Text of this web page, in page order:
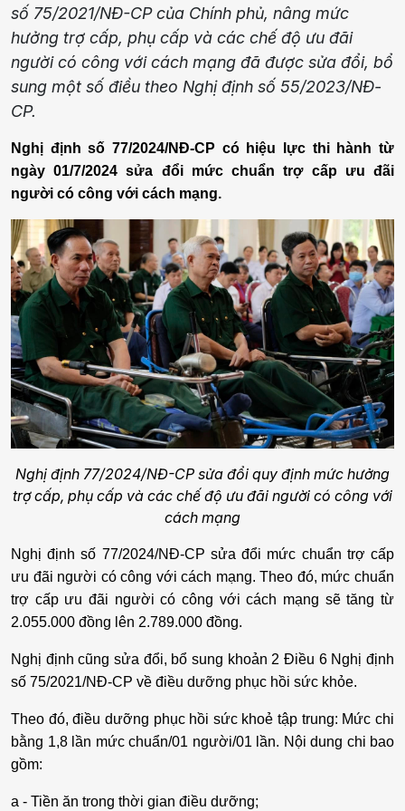
số 75/2021/NĐ-CP của Chính phủ, nâng mức
hưởng trợ cấp, phụ cấp và các chế độ ưu đãi
người có công với cách mạng đã được sửa đổi, bổ
sung một số điều theo Nghị định số 55/2023/NĐ-
CP.
Nghị định số 77/2024/NĐ-CP có hiệu lực thi hành từ
ngày 01/7/2024 sửa đổi mức chuẩn trợ cấp ưu đãi
người có công với cách mạng.
Nghị định 77/2024/NĐ-CP sửa đổi quy định mức hưởng
trợ cấp, phụ cấp và các chế độ ưu đãi người có công với
cách mạng
Nghị định số 77/2024/NĐ-CP sửa đổi mức chuẩn trợ cấp
ưu đãi người có công với cách mạng. Theo đó, mức chuẩn
trợ cấp ưu đãi người có công với cách mạng sẽ tăng từ
2.055.000 đồng lên 2.789.000 đồng.
Nghị định cũng sửa đổi, bổ sung khoản 2 Điều 6 Nghị định
số 75/2021/NĐ-CP về điều dưỡng phục hồi sức khỏe.
Theo đó, điều dưỡng phục hồi sức khoẻ tập trung: Mức chi
bằng 1,8 lần mức chuẩn/01 người/01 lần. Nội dung chi bao
gồm:
a - Tiền ăn trong thời gian điều dưỡng;